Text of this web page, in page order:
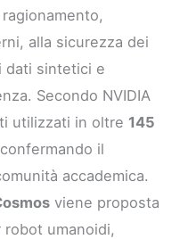
alla sicurezza dei
dati sintetici e
Secondo NVIDIA
utilizzati in oltre 145
il
accademica.
viene proposta
umanoidi,